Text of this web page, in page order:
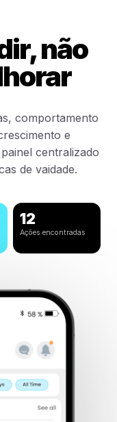
não
comportamento
e
centralizado
de vaidade.
12
Ações encontradas